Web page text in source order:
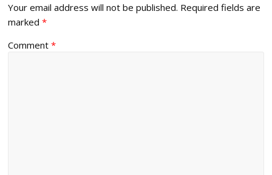
Your email address will not be published. Required fields are
marked*
Comment*